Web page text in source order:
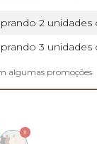
2 unidades
3 unidades
algumas promoções